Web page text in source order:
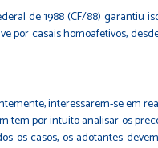
de 1988 (CF/88) garantiu
por casais homoafetivos,
interessarem-se em
por intuito analisar os
os casos, os adotantes